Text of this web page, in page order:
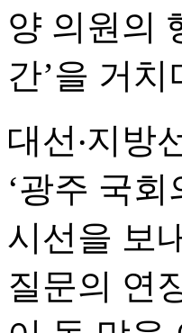
양 의원의
간’을 거
대선‧지방
‘광주 국
시선을 보
질문의 연